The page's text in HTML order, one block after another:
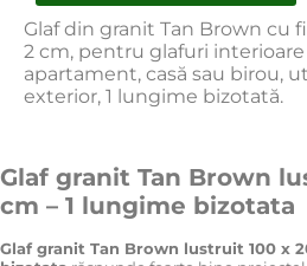
Glaf din granit Tan Brown cu
2 cm, pentru glafuri
apartament, casă sau birou,
exterior, 1 lungime bizotată.
Glaf granit Tan Brown
cm – 1 lungime bizotata
Glaf granit Tan Brown lustruit 100 x